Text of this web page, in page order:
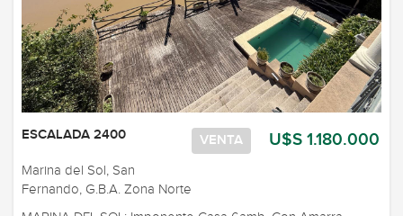
U$S 1.180.000
VENTA
ESCALADA 2400
Marina del Sol, San
Fernando, G.B.A. Zona Norte